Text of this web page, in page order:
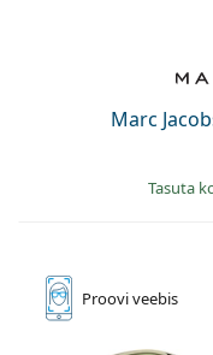
Marc
Tasuta
Prooviveebis